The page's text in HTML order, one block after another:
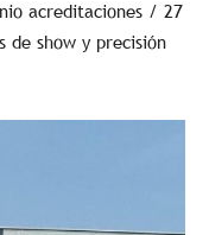
acreditaciones / 27
de show y precisión